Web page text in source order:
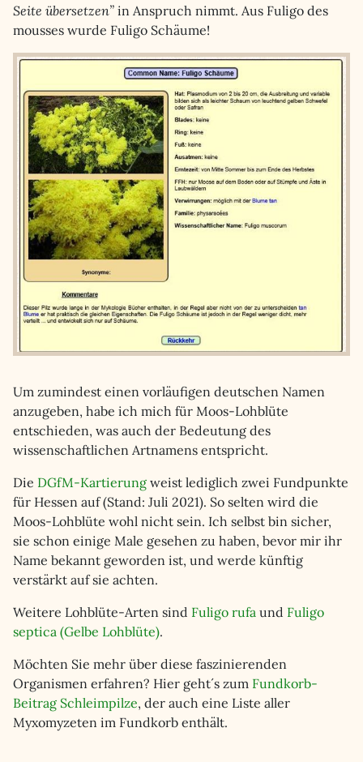
Seite übersetzen” in Anspruch nimmt. Aus Fuligo des
mousses wurde Fuligo Schäume!
Um zumindest einen vorläufigen deutschen Namen
anzugeben, habe ich mich für Moos-Lohblüte
entschieden, was auch der Bedeutung des
wissenschaftlichen Artnamens entspricht.
Die DGfM-Kartierung weist lediglich zwei Fundpunkte
für Hessen auf (Stand: Juli 2021). So selten wird die
Moos-Lohblüte wohl nicht sein. Ich selbst bin sicher,
sie schon einige Male gesehen zu haben, bevor mir ihr
Name bekannt geworden ist, und werde künftig
verstärkt auf sie achten.
Weitere Lohblüte-Arten sind Fuligo rufa und Fuligo
septica (Gelbe Lohblüte).
Möchten Sie mehr über diese faszinierenden
Organismen erfahren? Hier geht´s zum Fundkorb-
Beitrag Schleimpilze, der auch eine Liste aller
Myxomyzeten im Fundkorb enthält.